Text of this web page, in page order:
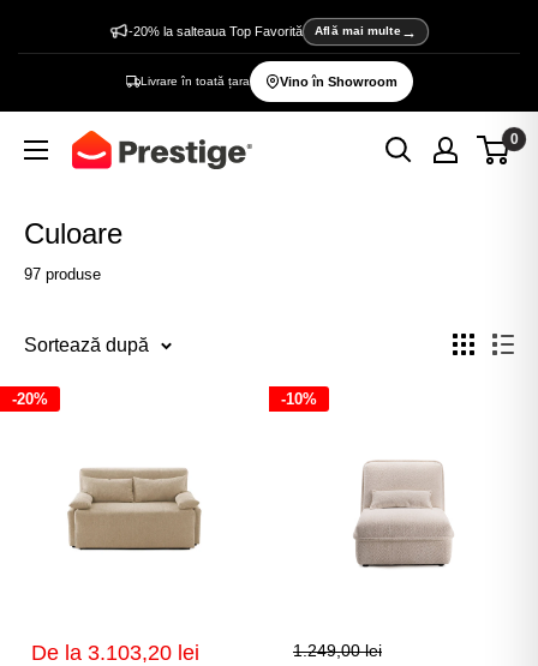
-20% la salteaua Top Favorită Află mai multe
Livrare în toată țara Vino în Showroom
Prestige
0
Culoare
97 produse
Sortează după
-20%
Preț
De la 3.103,20 lei
-10%
1.249,00 lei